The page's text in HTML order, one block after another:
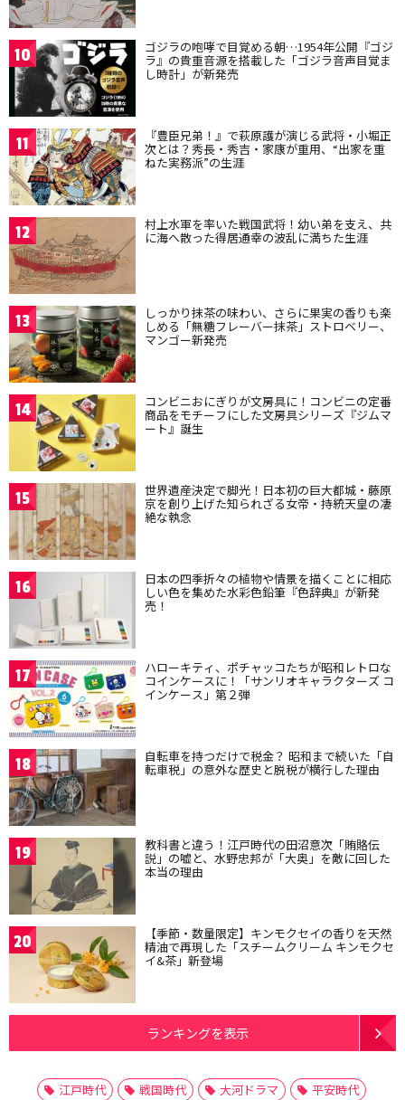
10 ゴジラの咆哮で目覚める朝…1954年公開『ゴジ
ラ』の貴重音源を搭載した「ゴジラ音声目覚ま
し時計」が新発売
11 『豊臣兄弟！』で萩原護が演じる武将・小堀正
次とは？秀長・秀吉・家康が重用、“出家を重
ねた実務派”の生涯
12 村上水軍を率いた戦国武将！幼い弟を支え、共
に海へ散った得居通幸の波乱に満ちた生涯
13 しっかり抹茶の味わい、さらに果実の香りも楽
しめる「無糖フレーバー抹茶」ストロベリー、
マンゴー新発売
14 コンビニおにぎりが文房具に！コンビニの定番
商品をモチーフにした文房具シリーズ『ジムマ
ート』誕生
15 世界遺産決定で脚光！日本初の巨大都城・藤原
京を創り上げた知られざる女帝・持統天皇の凄
絶な執念
16 日本の四季折々の植物や情景を描くことに相応
しい色を集めた水彩色鉛筆『色辞典』が新発
売！
17 ハローキティ、ポチャッコたちが昭和レトロな
コインケースに！「サンリオキャラクターズ コ
インケース」第２弾
18 自転車を持つだけで税金？ 昭和まで続いた「自
転車税」の意外な歴史と脱税が横行した理由
19 教科書と違う！江戸時代の田沼意次「賄賂伝
説」の嘘と、水野忠邦が「大奥」を敵に回した
本当の理由
20 【季節・数量限定】キンモクセイの香りを天然
精油で再現した「スチームクリーム キンモクセ
イ&茶」新登場
ランキングを表示
江戸時代 戦国時代 大河ドラマ
平安時代